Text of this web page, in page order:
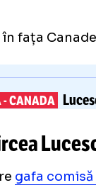
fața
-CANADA
gafa